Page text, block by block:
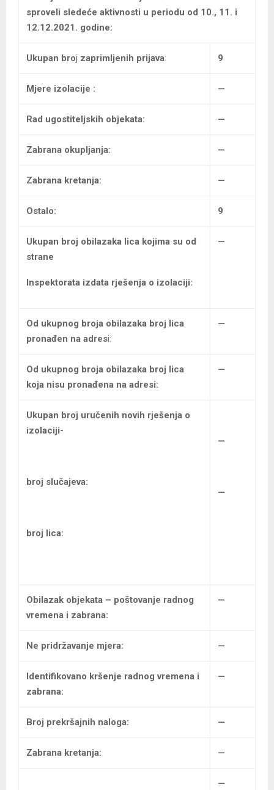
sproveli sledeće aktivnosti u periodu od 10., 11. i
12.12.2021. godine:
Ukupan broj zaprimljenih prijava: 9
Mjere izolacije : —
Rad ugostiteljskih objekata: —
Zabrana okupljanja: —
Zabrana kretanja: —
Ostalo: 9
Ukupan broj obilazaka lica kojima su od
strane
Inspektorata izdata rješenja o izolaciji:
—
Od ukupnog broja obilazaka broj lica
pronađen na adresi:
—
Od ukupnog broja obilazaka broj lica
koja nisu pronađena na adresi:
—
Ukupan broj uručenih novih rješenja o
izolaciji-
broj slučajeva:
broj lica:
—
—
Obilazak objekata – poštovanje radnog
vremena i zabrana:
—
Ne pridržavanje mjera: —
Identifikovano kršenje radnog vremena i
zabrana:
—
Broj prekršajnih naloga: —
Zabrana kretanja: —
—